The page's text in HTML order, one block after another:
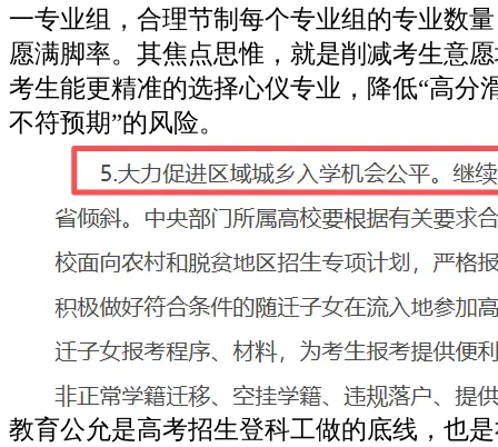
一专业组，合理节制每个专业组的专业数
愿满脚率。其焦点思惟，就是削减考生意
考生能更精准的选择心仪专业，降低“高分
不符预期”的风险。
教育公允是高考招生登科工做的底线，也